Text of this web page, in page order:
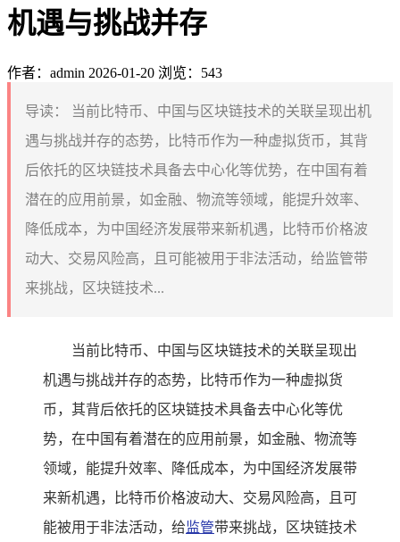
机遇与挑战并存
作者：admin 2026-01-20 浏览：543
导读：
当前比特币、中国与区块链技术的关联呈现出机
遇与挑战并存的态势，比特币作为一种虚拟货币，其背
后依托的区块链技术具备去中心化等优势，在中国有着
潜在的应用前景，如金融、物流等领域，能提升效率、
降低成本，为中国经济发展带来新机遇，比特币价格波
动大、交易风险高，且可能被用于非法活动，给监管带
来挑战，区块链技术...
当前比特币、中国与区块链技术的关联呈现出
机遇与挑战并存的态势，比特币作为一种虚拟货
币，其背后依托的区块链技术具备去中心化等优
势，在中国有着潜在的应用前景，如金融、物流等
领域，能提升效率、降低成本，为中国经济发展带
来新机遇，比特币价格波动大、交易风险高，且可
能被用于非法活动，给监管带来挑战，区块链技术